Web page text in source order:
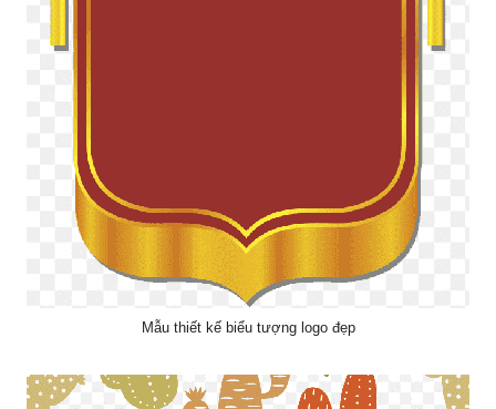
Mẫu thiết kế biểu tượng logo đẹp